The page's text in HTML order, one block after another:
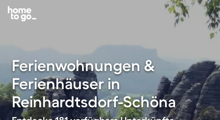
Ferienwohnungen &
Ferienhäuser in
Reinhardtsdorf-Schöna